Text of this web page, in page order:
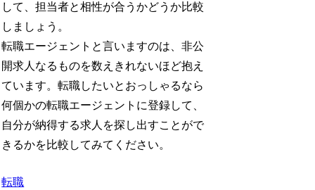
して、担当者と相性が合うかどうか比較
しましょう。
転職エージェントと言いますのは、非公
開求人なるものを数えきれないほど抱え
ています。転職したいとおっしゃるなら
何個かの転職エージェントに登録して、
自分が納得する求人を探し出すことがで
きるかを比較してみてください。
転職